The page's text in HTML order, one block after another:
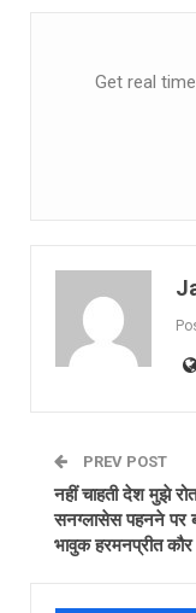
Get real
PREV POST
नहीं चाहती देश मुझे
सनग्लासेस पहनने पर
भावुक हरमनप्रीत कौर